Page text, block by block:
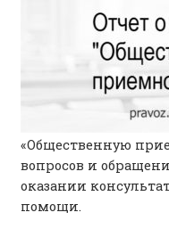
«Общественную
вопросов и
оказании
помощи.